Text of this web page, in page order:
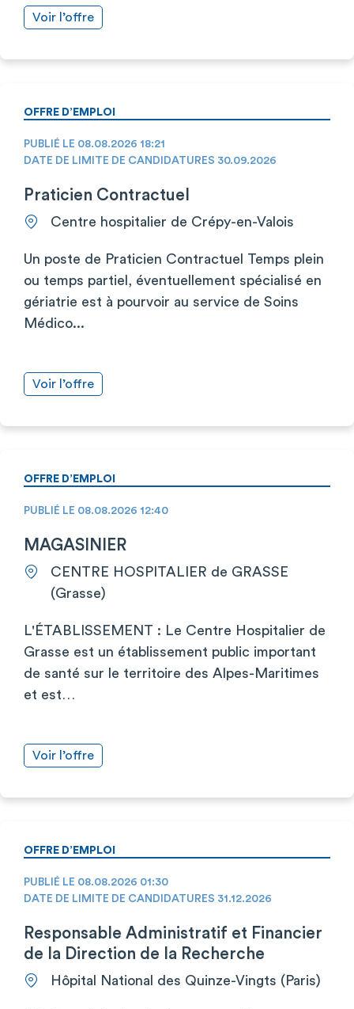
Voir l’offre
OFFRE D’EMPLOI
PUBLIÉ LE 08.08.2026 18:21
DATE DE LIMITE DE CANDIDATURES 30.09.2026
Praticien Contractuel
Centre hospitalier de Crépy-en-Valois
Un poste de Praticien Contractuel Temps plein
ou temps partiel, éventuellement spécialisé en
gériatrie est à pourvoir au service de Soins
Médico...
Voir l’offre
OFFRE D’EMPLOI
PUBLIÉ LE 08.08.2026 12:40
MAGASINIER
CENTRE HOSPITALIER de GRASSE
(Grasse)
L'ÉTABLISSEMENT : Le Centre Hospitalier de
Grasse est un établissement public important
de santé sur le territoire des Alpes-Maritimes
et est…
Voir l’offre
OFFRE D’EMPLOI
PUBLIÉ LE 08.08.2026 01:30
DATE DE LIMITE DE CANDIDATURES 31.12.2026
Responsable Administratif et Financier
de la Direction de la Recherche
Hôpital National des Quinze-Vingts (Paris)